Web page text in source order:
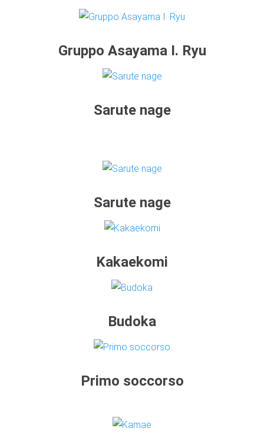
Gruppo Asayama I. Ryu
Sarute nage
Sarute nage
Kakaekomi
Budoka
Primo soccorso